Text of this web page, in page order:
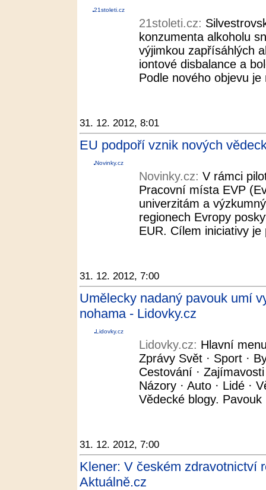
21stoleti.cz
21stoleti.cz:
konzumenta alkoholu
výjimkou zapřísáhlých
iontové disbalance a
Podle nového objevu
31. 12. 2012, 8:01
EU podpoří vznik nových
Novinky.cz
Novinky.cz: V rámci
Pracovní místa EVP
univerzitám a
regionech Evropy
EUR. Cílem iniciativy je
31. 12. 2012, 7:00
Umělecky nadaný pavouk umí
nohama - Lidovky.cz
Lidovky.cz
Lidovky.cz: Hlavní
Zprávy Svět · Sport ·
Cestování ·
Názory · Auto · Lidé ·
Vědecké blogy.
31. 12. 2012, 7:00
Klener: V českém zdravotnictví
Aktuálně.cz